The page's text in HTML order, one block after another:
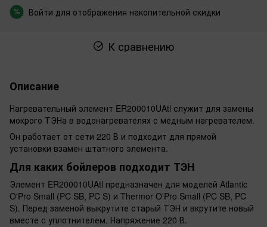
% Войти для отображения накопительной скидки
К сравнению
Описание
Нагревательный элемент ER200010UAtl служит для замены
мокрого ТЭНа в водонагревателях с медным нагревателем.
Он работает от сети 220 В и подходит для прямой
установки взамен штатного элемента.
Для каких бойлеров подходит ТЭН
Элемент ER200010UAtl предназначен для моделей Atlantic
O'Pro Small (PC SB, PC S) и Thermor O'Pro Small (PC SB, PC
S). Перед заменой выкрутите старый ТЭН и вкрутите новый
вместе с уплотнителем. Напряжение 220 В.